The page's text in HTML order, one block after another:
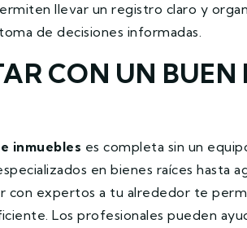
llevar un registro claro y
de decisiones informadas.
CON UN BUEN
inmuebles es completa sin un
en bienes raíces hasta
con expertos a tu alrededor te
Los profesionales pueden